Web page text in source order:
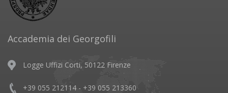
Accademia dei Georgofili
Logge Uffizi Corti, 50122 Firenze
+39 055 212114 - +39 055 213360